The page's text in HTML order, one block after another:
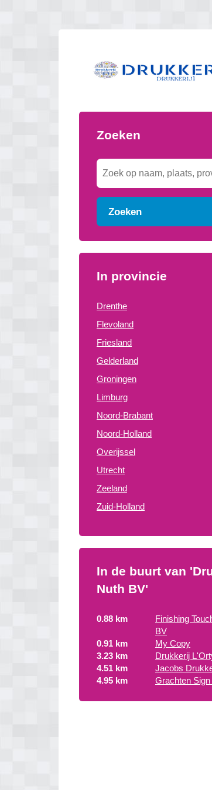
Zoeken
Zoeken
In provincie
Drenthe
Flevoland
Friesland
Gelderland
Groningen
Limburg
Noord-Brabant
Noord-Holland
Overijssel
Utrecht
Zeeland
Zuid-Holland
In de buurt van
Nuth BV'
0.88 km
Finishing
BV
0.91 km
My Copy
3.23 km
Drukkerij
4.51 km
Jacobs
4.95 km
Grachten